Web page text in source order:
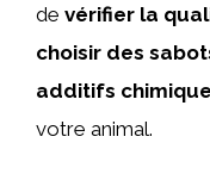
de vérifier la
choisir des
additifs
votre animal.